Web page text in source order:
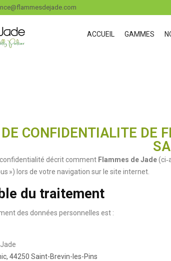
ACCUEIL GAMMES
CONFIDENTIALITE DE
confidentialité décrit comment Flammes de Jade
») lors de votre navigation sur le site internet.
du traitement
des données personnelles est :
44250 Saint-Brevin-les-Pins